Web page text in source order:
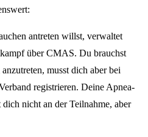
antreten willst, verwaltet
über CMAS. Du brauchst
musst dich aber bei
registrieren. Deine Apnea-
nicht an der Teilnahme, aber